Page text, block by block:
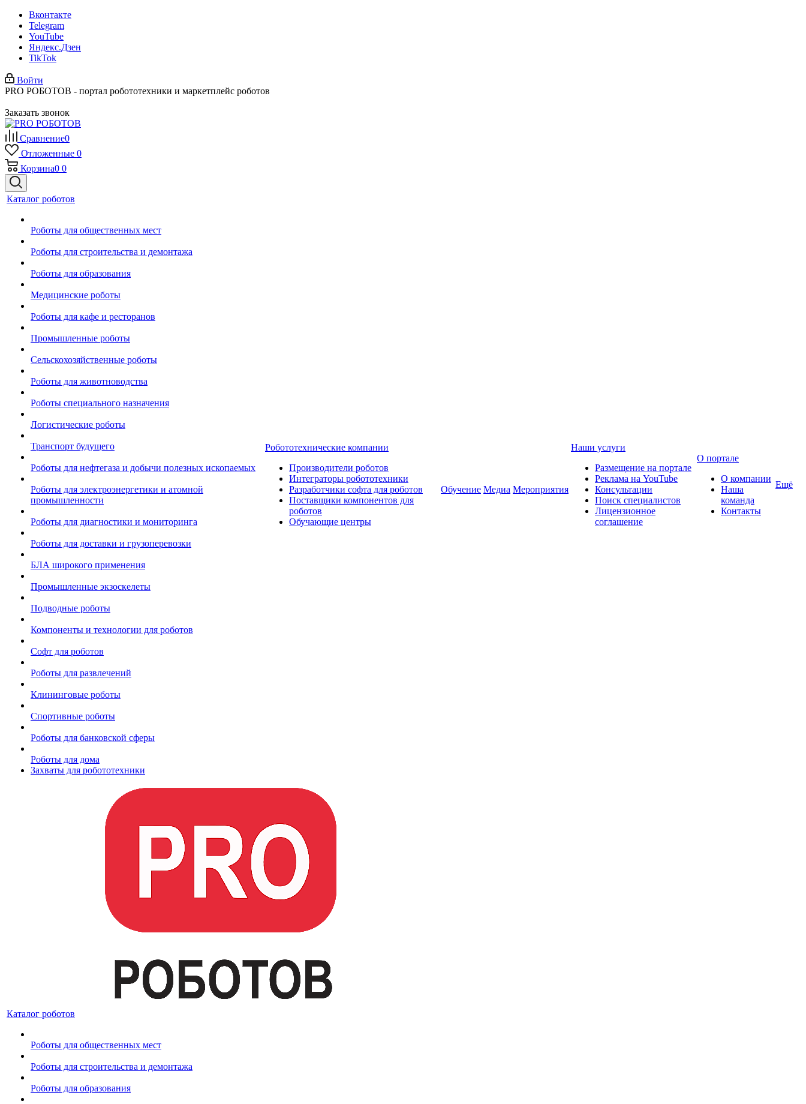
Вконтакте
Telegram
YouTube
Яндекс.Дзен
TikTok
Войти
PRO РОБОТОВ - портал робототехники и маркетплейс роботов
Заказать звонок
Сравнение0
Отложенные 0
Корзина0 0
Каталог роботов
Роботы для общественных мест
Роботы для строительства и демонтажа
Роботы для образования
Медицинские роботы
Роботы для кафе и ресторанов
Промышленные роботы
Сельскохозяйственные роботы
Роботы для животноводства
Роботы специального назначения
Логистические роботы
Транспорт будущего
Роботы для нефтегаза и добычи полезных ископаемых
Роботы для электроэнергетики и атомной
промышленности
Роботы для диагностики и мониторинга
Роботы для доставки и грузоперевозки
БЛА широкого применения
Промышленные экзоскелеты
Подводные роботы
Компоненты и технологии для роботов
Софт для роботов
Роботы для развлечений
Клининговые роботы
Спортивные роботы
Роботы для банковской сферы
Роботы для дома
Захваты для робототехники
Робототехнические компании
Производители роботов
Интеграторы робототехники
Разработчики софта для роботов
Поставщики компонентов для
роботов
Обучающие центры
Обучение Медиа Мероприятия
Наши услуги
Размещение на портале
Реклама на YouTube
Консультации
Поиск специалистов
Лицензионное
соглашение
О портале
О компании
Наша
команда
Контакты
Ещё
Каталог роботов
Роботы для общественных мест
Роботы для строительства и демонтажа
Роботы для образования